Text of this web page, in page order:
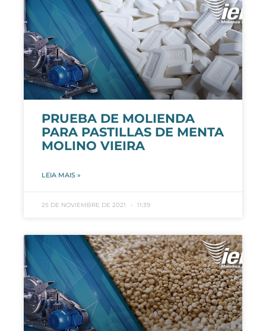
PRUEBA DE MOLIENDA
PARA PASTILLAS DE MENTA
MOLINO VIEIRA
LEIA MAIS »
25 DE NOVIEMBRE DE 2021 11:39